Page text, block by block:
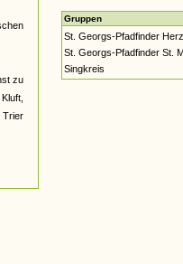
zu
Trier
Gruppen
St. Georgs-Pfadfinder
St. Georgs-Pfadfinder St.
Singkreis